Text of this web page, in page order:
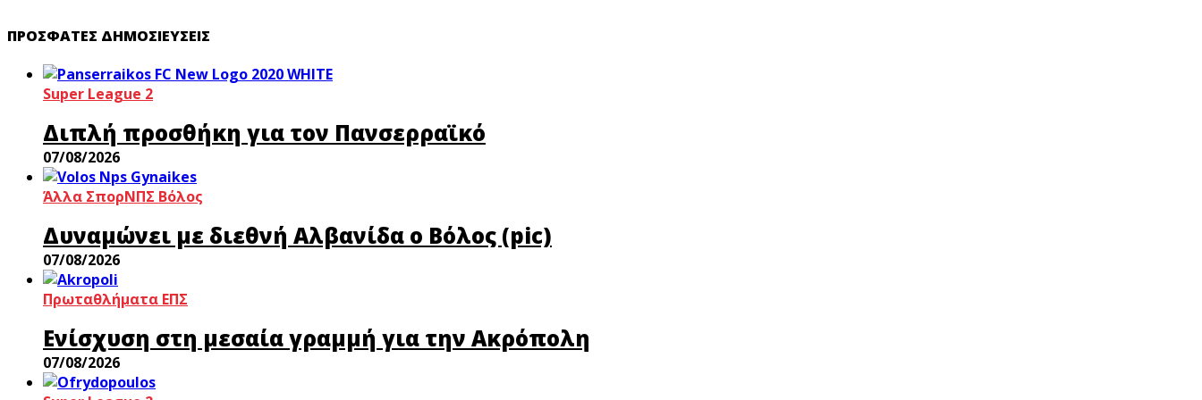
ΠΡΌΣΦΑΤΕΣ ΔΗΜΟΣΙΕΎΣΕΙΣ
Super League 2
Διπλή προσθήκη για τον Πανσερραϊκό
07/08/2026
Άλλα ΣπορΝΠΣ Βόλος
Δυναμώνει με διεθνή Αλβανίδα ο Βόλος (pic)
07/08/2026
Πρωταθλήματα ΕΠΣ
Ενίσχυση στη μεσαία γραμμή για την Ακρόπολη
07/08/2026